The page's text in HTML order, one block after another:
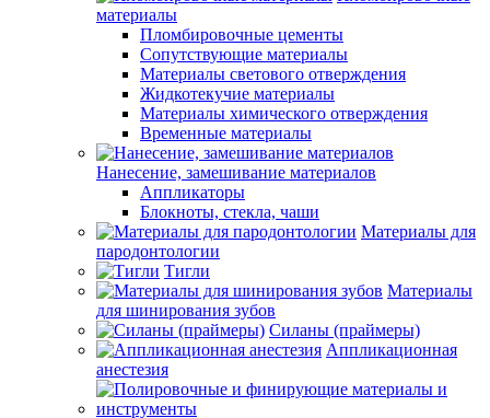
материалы
Пломбировочные цементы
Сопутствующие материалы
Материалы светового отверждения
Жидкотекучие материалы
Материалы химического отверждения
Временные материалы
Нанесение, замешивание материалов
Аппликаторы
Блокноты, стекла, чаши
Материалы для
пародонтологии
Тигли
Материалы
для шинирования зубов
Силаны (праймеры)
Аппликационная
анестезия